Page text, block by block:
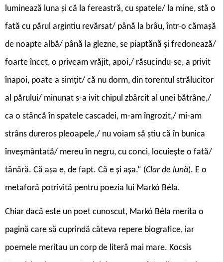
luminează luna și că la fereastră, cu spatele/ la mine, stă o
fată cu părul argintiu revărsat/ până la brâu, într-o cămașă
de noapte albă/ până la glezne, se piaptănă și fredonează/
foarte încet, o priveam vrăjit, apoi,/ răsucindu-se, a privit
înapoi, poate a simțit/ că nu dorm, din torentul strălucitor
al părului/ minunat s-a ivit chipul zbârcit al unei bătrâne,/
ca o stâncă în spatele cascadei, m-am îngrozit,/ mi-am
strâns dureros pleoapele,/ nu voiam să știu că în bunica
înveșmântată/ mereu în negru, cu conci, locuiește o fată/
tânără. Că așa e, de fapt. Că e și așa.“ (Clar de lună). E o
metaforă potrivită pentru poezia lui Markó Béla.
Chiar dacă este un poet cunoscut, Markó Béla merita o
pagină care să cuprindă câteva repere biografice, iar
poemele meritau un corp de literă mai mare. Kocsis